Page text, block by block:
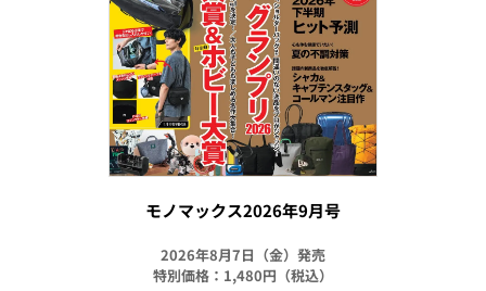
モノマックス2026年9月号
2026年8月7日（金）発売
特別価格：1,480円（税込）